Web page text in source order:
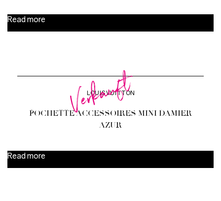
Read more
Verkauft
LOUIS VUITTON
POCHETTE ACCESSOIRES MINI DAMIER
AZUR
Read more